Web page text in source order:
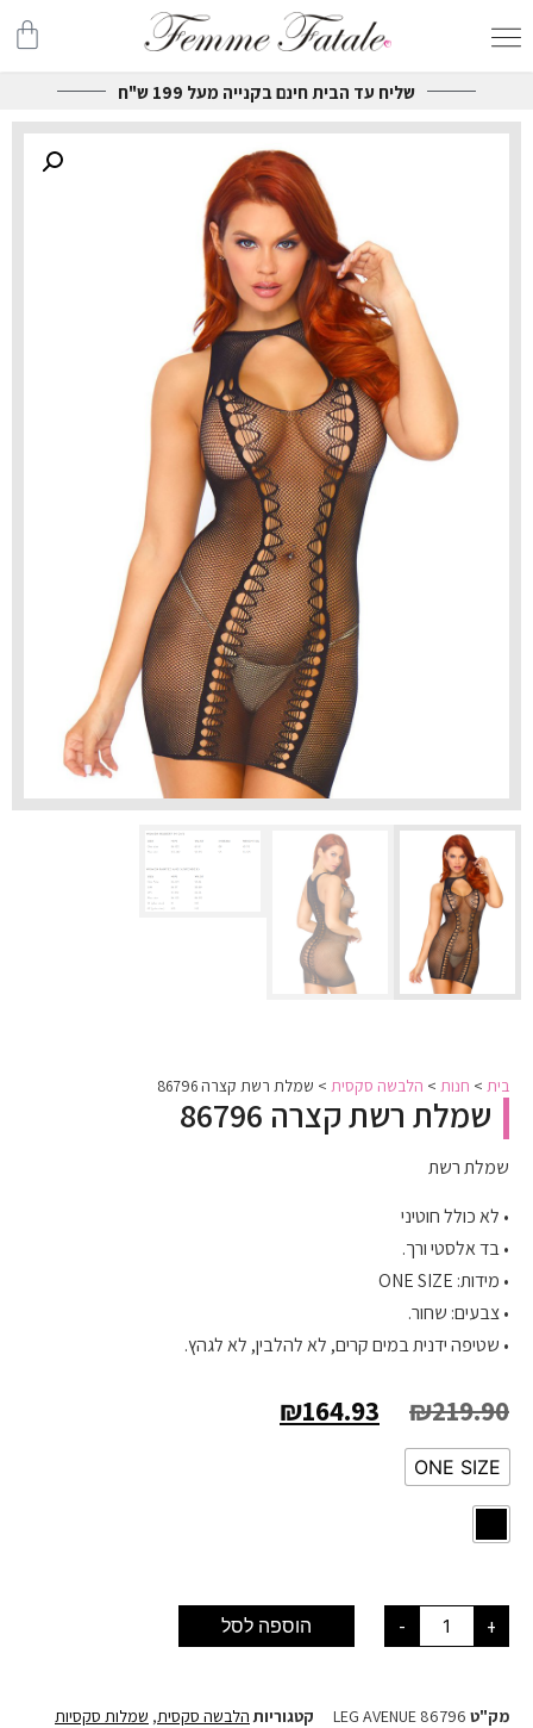
שליח עד הבית חינם בקנייה מעל 199 ש"ח
בית > חנות > הלבשה סקסית > שמלת רשת קצרה 86796
שמלת רשת קצרה 86796
שמלת רשת
• לא כולל חוטיני
• בד אלסטי ורך.
• מידות: ONE SIZE
• צבעים: שחור.
• שטיפה ידנית במים קרים, לא להלבין, לא לגהץ.
₪219.90
₪164.93
ONE SIZE
- + הוספה לסל
מק"ט LEG AVENUE 86796 קטגוריות הלבשה סקסית, שמלות סקסיות